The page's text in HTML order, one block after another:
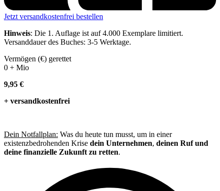
Jetzt versandkostenfrei bestellen
Hinweis: Die 1. Auflage ist auf 4.000 Exemplare limitiert.
Versanddauer des Buches: 3-5 Werktage.
Vermögen (€) gerettet
0 + Mio
9,95 €
+ versandkostenfrei
Dein Notfallplan: Was du heute tun musst, um in einer
existenzbedrohenden Krise dein Unternehmen, deinen Ruf und
deine finanzielle Zukunft zu retten.